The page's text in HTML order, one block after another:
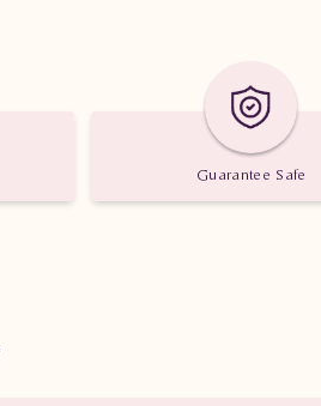
Guarantee Safe